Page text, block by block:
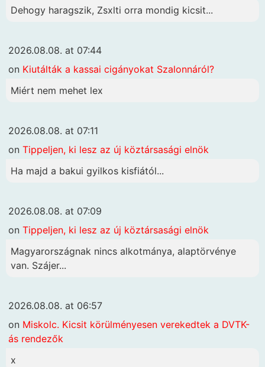
Dehogy haragszik, Zsxlti orra mondig kicsit...
2026.08.08. at 07:44
on Kiutálták a kassai cigányokat Szalonnáról?
Miért nem mehet lex
2026.08.08. at 07:11
on Tippeljen, ki lesz az új köztársasági elnök
Ha majd a bakui gyilkos kisfiától...
2026.08.08. at 07:09
on Tippeljen, ki lesz az új köztársasági elnök
Magyarországnak nincs alkotmánya, alaptörvénye
van. Szájer...
2026.08.08. at 06:57
on Miskolc. Kicsit körülményesen verekedtek a DVTK-
ás rendezők
x